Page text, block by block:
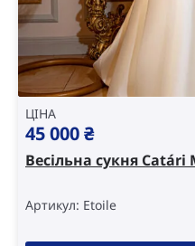
ЦІНА
45 000₴
Весільна сукня Catári
Артикул: Etoile